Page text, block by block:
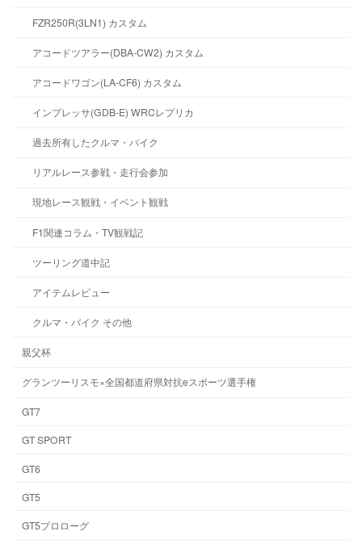
FZR250R(3LN1) カスタム
アコードツアラー(DBA-CW2) カスタム
アコードワゴン(LA-CF6) カスタム
インプレッサ(GDB-E) WRCレプリカ
過去所有したクルマ・バイク
リアルレース参戦・走行会参加
現地レース観戦・イベント観戦
F1関連コラム・TV観戦記
ツーリング道中記
アイテムレビュー
クルマ・バイク その他
親父杯
グランツーリスモ×全国都道府県対抗eスポーツ選手権
GT7
GT SPORT
GT6
GT5
GT5プロローグ